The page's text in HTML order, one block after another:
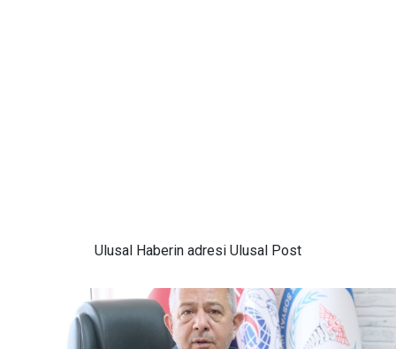
Ulusal Haberin adresi Ulusal Post